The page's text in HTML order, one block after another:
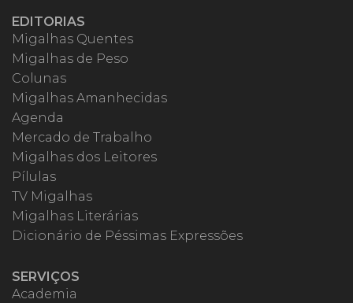
EDITORIAS
Migalhas Quentes
Migalhas de Peso
Colunas
Migalhas Amanhecidas
Agenda
Mercado de Trabalho
Migalhas dos Leitores
Pílulas
TV Migalhas
Migalhas Literárias
Dicionário de Péssimas Expressões
SERVIÇOS
Academia